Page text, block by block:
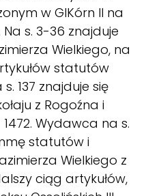
w GIKórn II na
Na s. 3-36 znajduje
Wielkiego, na
statutów
137 znajduje się
z Rogoźna i
Wydawca na s.
statutów i
Wielkiego z
ciąg artykułów,